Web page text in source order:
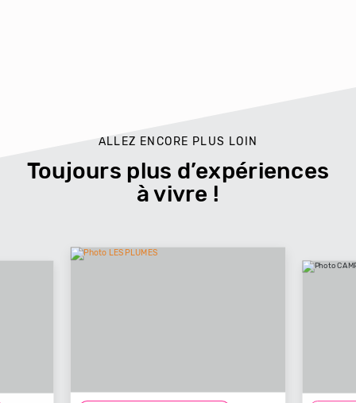
ALLEZ ENCORE PLUS LOIN
Toujours plus d’expériences
à vivre !